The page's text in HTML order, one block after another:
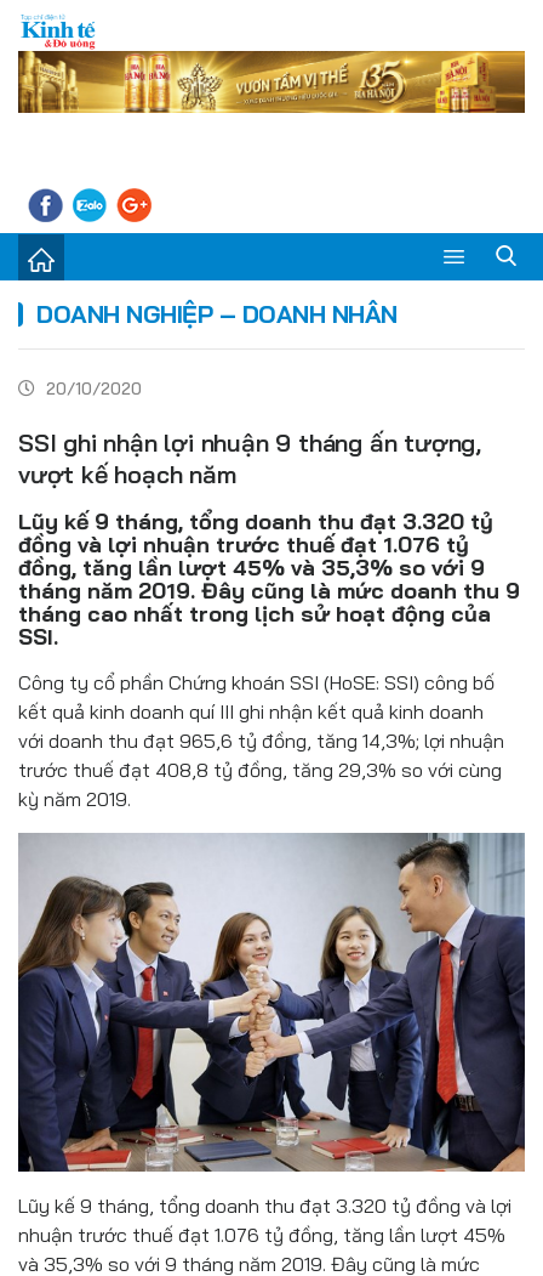
Kinh tế - Tiêu dùng
Đời sống
Thị trường
Doanh nghiệp – Doanh nhân
Đồ uống
Pháp luật
Multimedia
DOANH NGHIỆP – DOANH NHÂN
20/10/2020
SSI ghi nhận lợi nhuận 9 tháng ấn tượng,
vượt kế hoạch năm
Lũy kế 9 tháng, tổng doanh thu đạt 3.320 tỷ
đồng và lợi nhuận trước thuế đạt 1.076 tỷ
đồng, tăng lần lượt 45% và 35,3% so với 9
tháng năm 2019. Đây cũng là mức doanh thu 9
tháng cao nhất trong lịch sử hoạt động của
SSI.
Công ty cổ phần Chứng khoán SSI (HoSE: SSI) công bố
kết quả kinh doanh quí III ghi nhận kết quả kinh doanh
với doanh thu đạt 965,6 tỷ đồng, tăng 14,3%; lợi nhuận
trước thuế đạt 408,8 tỷ đồng, tăng 29,3% so với cùng
kỳ năm 2019.
Lũy kế 9 tháng, tổng doanh thu đạt 3.320 tỷ đồng và lợi
nhuận trước thuế đạt 1.076 tỷ đồng, tăng lần lượt 45%
và 35,3% so với 9 tháng năm 2019. Đây cũng là mức